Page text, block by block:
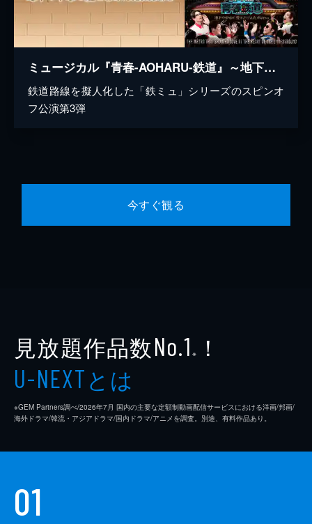
ミュージカル『青春-AOHARU-鉄道』～地下の中心で愛をさけんだMetro～
鉄道路線を擬人化した「鉄ミュ」シリーズのスピンオ
フ公演第3弾
今すぐ観る
見放題作品数No.1 ※ ！
U-NEXTとは
※GEM Partners調べ/2026年7⽉ 国内の主要な定額制動画配信サービスにおける洋画/邦画/
海外ドラマ/韓流・アジアドラマ/国内ドラマ/アニメを調査。別途、有料作品あり。
01